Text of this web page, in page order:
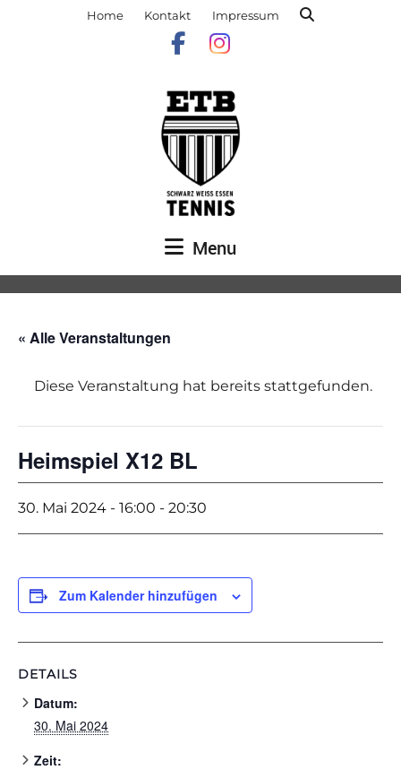
Home Kontakt Impressum
Menu
« Alle Veranstaltungen
Diese Veranstaltung hat bereits stattgefunden.
Heimspiel X12 BL
30. Mai 2024 - 16:00 - 20:30
Zum Kalender hinzufügen
DETAILS
Datum:
30. Mai 2024
Zeit: